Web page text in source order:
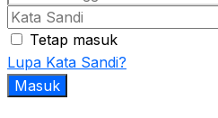
Tetap masuk
Lupa Kata Sandi?
Masuk